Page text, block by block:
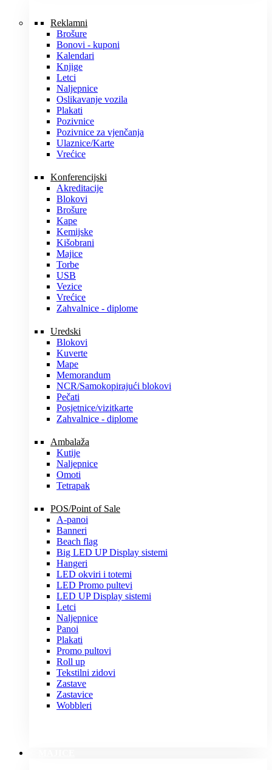
Reklamni
Brošure
Bonovi - kuponi
Kalendari
Knjige
Letci
Naljepnice
Oslikavanje vozila
Plakati
Pozivnice
Pozivnice za vjenčanja
Ulaznice/Karte
Vrećice
Konferencijski
Akreditacije
Blokovi
Brošure
Kape
Kemijske
Kišobrani
Majice
Torbe
USB
Vezice
Vrećice
Zahvalnice - diplome
Uredski
Blokovi
Kuverte
Mape
Memorandum
NCR/Samokopirajući blokovi
Pečati
Posjetnice/vizitkarte
Zahvalnice - diplome
Ambalaža
Kutije
Naljepnice
Omoti
Tetrapak
POS/Point of Sale
A-panoi
Banneri
Beach flag
Big LED UP Display sistemi
Hangeri
LED okviri i totemi
LED Promo pultevi
LED UP Display sistemi
Letci
Naljepnice
Panoi
Plakati
Promo pultovi
Roll up
Tekstilni zidovi
Zastave
Zastavice
Wobbleri